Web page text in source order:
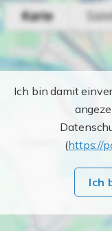
Ich bin damit
(https://
Ich